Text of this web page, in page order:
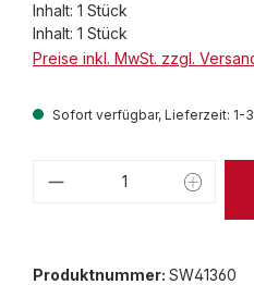
Inhalt: 1 Stück
Inhalt: 1 Stück
Preise inkl. MwSt. zzgl.
Sofort verfügbar, Lieferzeit: 1-
Produkt Anzahl:
Produktnummer: SW41360